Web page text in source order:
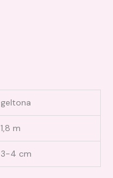
geltona
1,8 m
3-4 cm